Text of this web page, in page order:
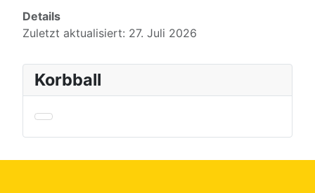
Details
Zuletzt aktualisiert: 27. Juli 2026
Korbball